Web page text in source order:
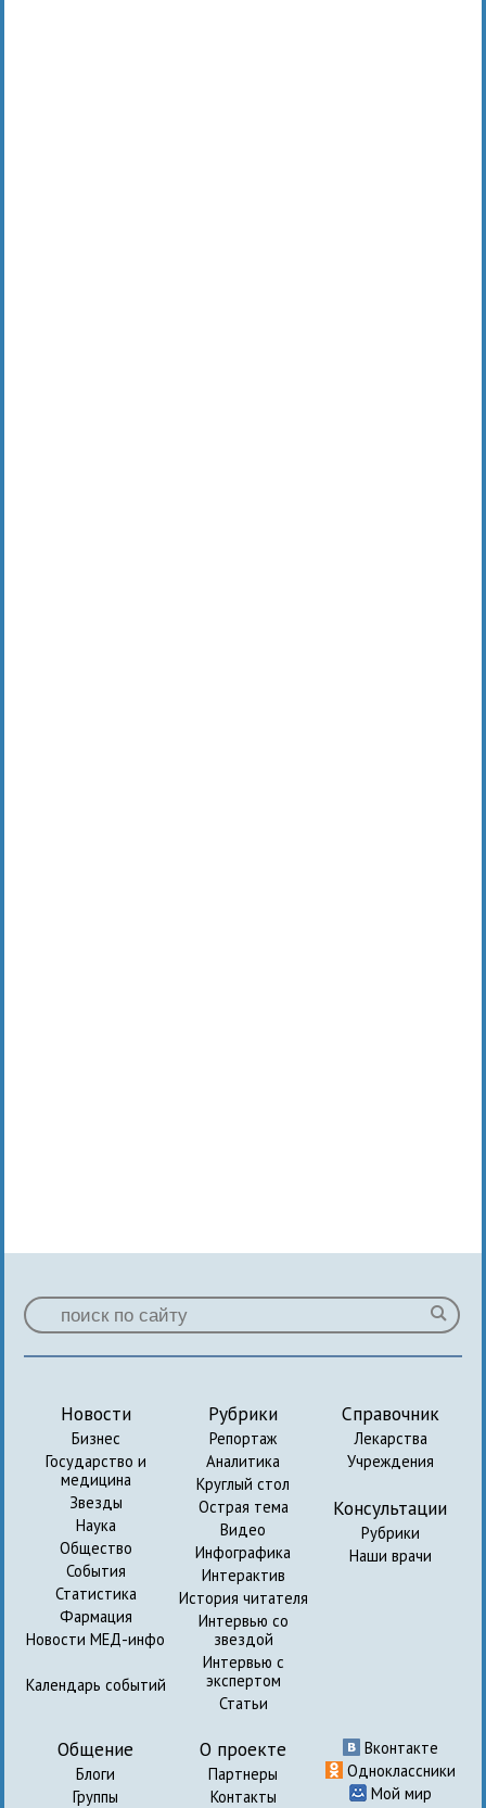
Новости
Бизнес
Государство и
медицина
Звезды
Наука
Общество
События
Статистика
Фармация
Новости МЕД-инфо
Календарь событий
Рубрики
Репортаж
Аналитика
Круглый стол
Острая тема
Видео
Инфографика
Интерактив
История читателя
Интервью со
звездой
Интервью с
экспертом
Статьи
Справочник
Лекарства
Учреждения
Консультации
Рубрики
Наши врачи
Общение
Блоги
Группы
О проекте
Партнеры
Контакты
Вконтакте
Одноклассники
Мой мир